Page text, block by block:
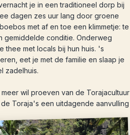
je in een traditioneel dorp bij
dagen zes uur lang door groene
met af en toe een klimmetje: te
gemiddelde conditie. Onderweg
thee met locals bij hun huis. 's
eet je met de familie en slaap je
zadelhuis.
wil proeven van de Torajacultuur
Toraja's een uitdagende aanvulling